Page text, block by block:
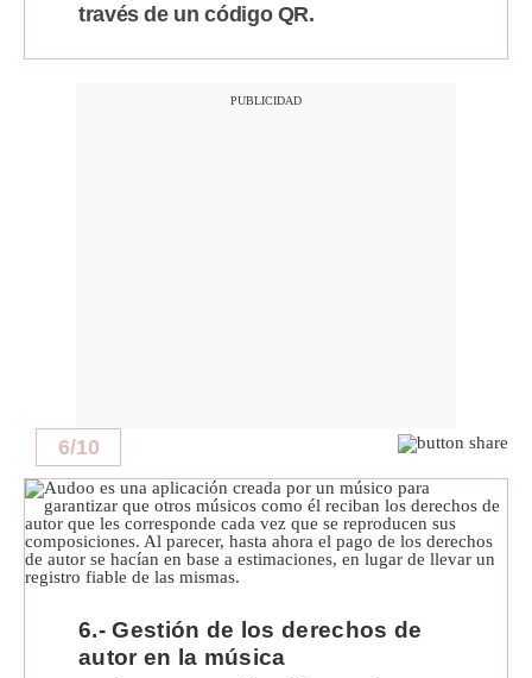
través de un código QR.
6/10
6.- Gestión de los derechos de
autor en la música